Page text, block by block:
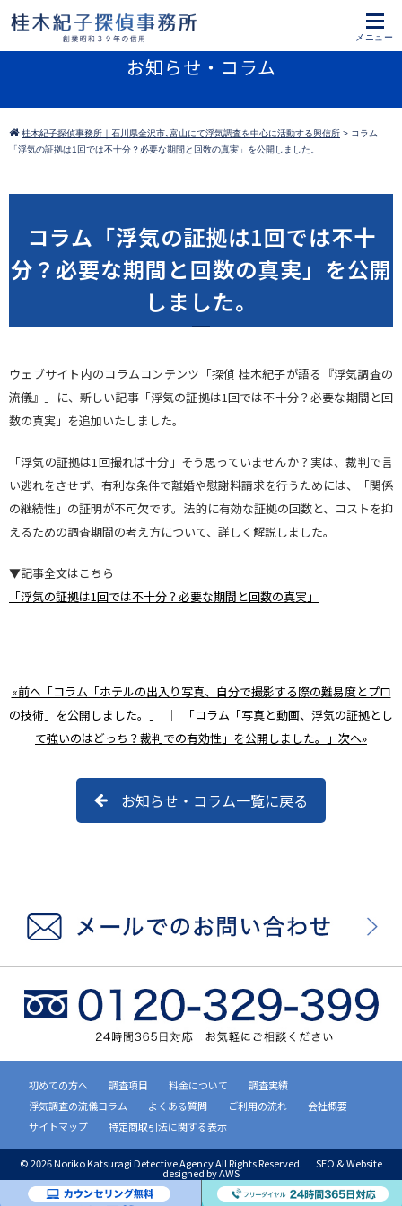
お知らせ・コラム
桂木紀子探偵事務所｜石川県金沢市､富山にて浮気調査を中心に活動する興信所 > コラム
「浮気の証拠は1回では不十分？必要な期間と回数の真実」を公開しました。
コラム「浮気の証拠は1回では不十
分？必要な期間と回数の真実」を公開
しました。
ウェブサイト内のコラムコンテンツ「探偵 桂木紀子が語る『浮気調査の
流儀』」に、新しい記事「浮気の証拠は1回では不十分？必要な期間と回
数の真実」を追加いたしました。
「浮気の証拠は1回撮れば十分」そう思っていませんか？実は、裁判で言
い逃れをさせず、有利な条件で離婚や慰謝料請求を行うためには、「関係
の継続性」の証明が不可欠です。法的に有効な証拠の回数と、コストを抑
えるための調査期間の考え方について、詳しく解説しました。
▼記事全文はこちら
「浮気の証拠は1回では不十分？必要な期間と回数の真実」
«前へ「コラム「ホテルの出入り写真、自分で撮影する際の難易度とプロ
の技術」を公開しました。」
｜
「コラム「写真と動画、浮気の証拠とし
て強いのはどっち？裁判での有効性」を公開しました。」次へ»
お知らせ・コラム一覧に戻る
初めての方へ 調査項目 料金について
調査実績
浮気調査の流儀コラム
よくある質問 ご利用の流れ
会社概要
サイトマップ
特定商取引法に関する表示
©2026 Noriko Katsuragi Detective Agency All Rights Reserved. SEO & Website
designed by AWS